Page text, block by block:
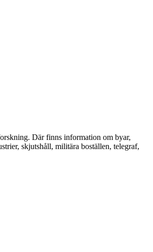
Där finns information om byar,
skjutshåll, militära boställen, telegraf,